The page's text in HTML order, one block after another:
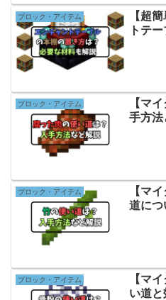
ブロック・アイテム
【超
トテ
ブロック・アイテム
【マ
手方法
ブロック・アイテム
【マ
道につ
ブロック・アイテム
【マ
い道